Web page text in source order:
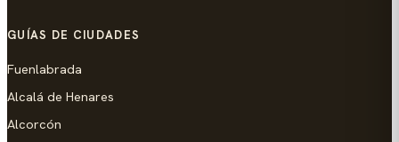
GUÍAS DE CIUDADES
Fuenlabrada
Alcalá de Henares
Alcorcón